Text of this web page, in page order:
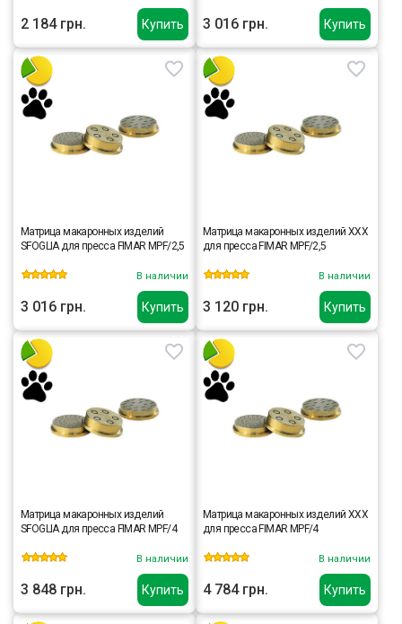
Купить
2 184 грн. Купить
3 016 грн.
Купить
Матрица макаронных изделий
SFOGLIA для пресса FIMAR MPF/2,5
В наличии
3 016 грн. Купить
Матрица макаронных изделий XXX
для пресса FIMAR MPF/2,5
В наличии
3 120 грн.
Купить
Матрица макаронных изделий
SFOGLIA для пресса FIMAR MPF/4
В наличии
3 848 грн. Купить
Матрица макаронных изделий XXX
для пресса FIMAR MPF/4
В наличии
4 784 грн.